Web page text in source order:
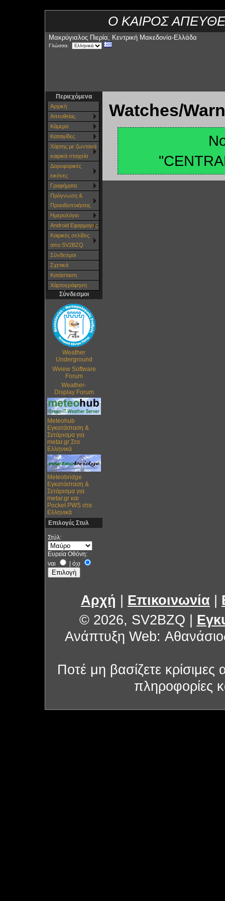
Ο ΚΑΙΡΟΣ
Μακρύγιαλος Πιερία, Κεντρική Μακεδονία-Ελλάδα
Γλώσσα:
Περιεχόμενα
Αρχική
Απευθείας
Κάμερα
Καταιγίδες
Χάρτης με ζωντανά
καιρικά στοιχεία
Δορυφορικές
εικόνες
Γραφήματα
Πρόγνωση &
Προειδοποιήσεις
Ημερολόγιο
Android Εφαρμογές
Καιρικές σελίδες
απο SV2BZQ
Σύνδεσμοι
Σχετικά
Κατάσταση
Χάρτoγράφηση
Σύνδεσμοι
Weather
Underground
Wview Software
Forum
Weather-
Display Forum
Meteohub
Εγκατάσταση &
Σετάρισμα για
metar.gr Στα
Ελληνικά
Meteobridge
Εγκατάσταση &
Σετάρισμα για
metar.gr και
Pocket PWS στα
Ελληνικά
Επιλογές Στυλ
Στύλ:
Ευρεία Οθόνη:
ναι
όχι
Watches/
Αρχή Επικοινωνία
© 2026, SV2BZQ
Ανάπτυξη Web:
Ποτέ μη βασίζετε
πληροφορίες